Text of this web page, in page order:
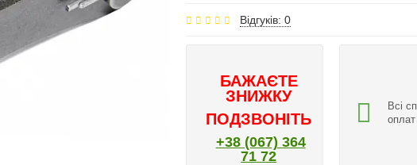
Відгуків: 0
БАЖАЄТЕ
ЗНИЖКУ
ПОДЗВОНІТЬ
+38 (067) 364
71 72
Всі
оплат